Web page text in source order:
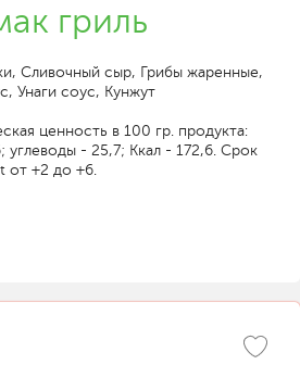
гриль
Сливочный сыр, Грибы жаренные,
Унаги соус, Кунжут
ценность в 100 гр. продукта:
- 25,7; Ккал - 172,6. Срок
от +2 до +6.